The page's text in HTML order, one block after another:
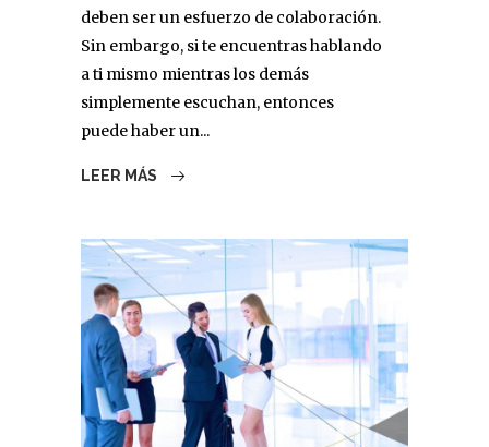
deben ser un esfuerzo de colaboración.
Sin embargo, si te encuentras hablando
a ti mismo mientras los demás
simplemente escuchan, entonces
puede haber un...
LEER MÁS